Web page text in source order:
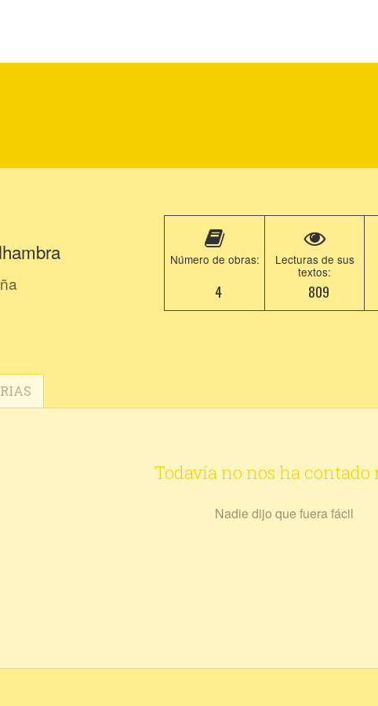
Número de obras:
4
Lecturas de sus
textos:
809
Todavía no nos ha contado
Nadie dijo que fuera fácil